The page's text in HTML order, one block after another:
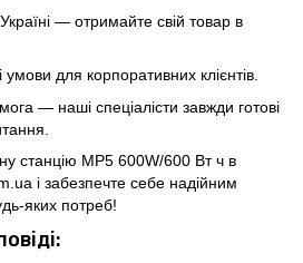
— отримайте свій товар в
умови для корпоративних клієнтів.
— наші спеціалісти завжди готові
станцію MP5 600W/600 Вт ч в
і забезпечте себе надійним
яких потреб!